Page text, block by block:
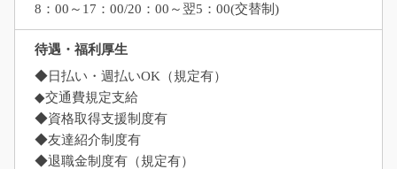
8：00～17：00/20：00～翌5：00(交替制)
待遇・福利厚生
◆日払い・週払いOK（規定有）
◆交通費規定支給
◆資格取得支援制度有
◆友達紹介制度有
◆退職金制度有（規定有）